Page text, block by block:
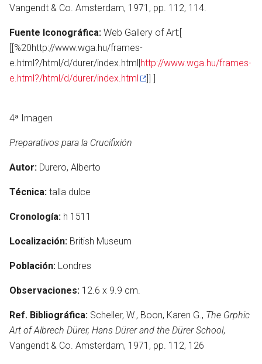
otro
Vangendt & Co. Amsterdam, 1971, pp. 112, 114.
Fuente Iconográfica: Web Gallery of Art:[
[[%20http://www.wga.hu/frames-
e.html?/html/d/durer/index.html|http://www.wga.hu/frames-
e.html?/html/d/durer/index.html
]] ]
4ª Imagen
Preparativos para la Crucifixión
Autor: Durero, Alberto
Técnica: talla dulce
Cronología: h 1511
Localización: British Museum
Población: Londres
Observaciones: 12.6 x 9.9 cm.
Ref. Bibliográfica: Scheller, W., Boon, Karen G., The Grphic
Art of Albrech Dürer, Hans Dürer and the Dürer School,
Vangendt & Co. Amsterdam, 1971, pp. 112, 126